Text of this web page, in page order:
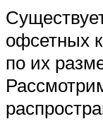
офсетных
по их